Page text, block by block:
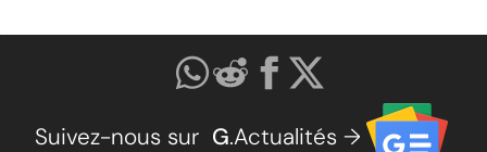
Suivez-nous sur G.Actualités →